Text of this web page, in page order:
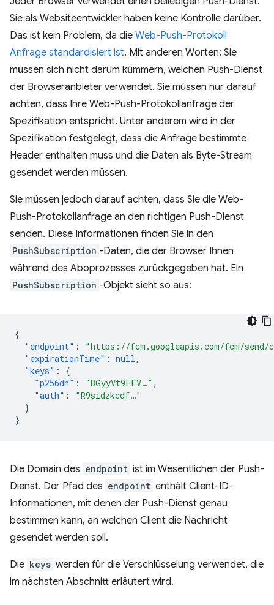
Sie als Websiteentwickler haben keine Kontrolle darüber.
Das ist kein Problem, da die Web-Push-Protokoll
Anfrage standardisiert ist. Mit anderen Worten: Sie
müssen sich nicht darum kümmern, welchen Push-Dienst
der Browseranbieter verwendet. Sie müssen nur darauf
achten, dass Ihre Web-Push-Protokollanfrage der
Spezifikation entspricht. Unter anderem wird in der
Spezifikation festgelegt, dass die Anfrage bestimmte
Header enthalten muss und die Daten als Byte-Stream
gesendet werden müssen.
Sie müssen jedoch darauf achten, dass Sie die Web-
Push-Protokollanfrage an den richtigen Push-Dienst
senden. Diese Informationen finden Sie in den
PushSubscription -Daten, die der Browser Ihnen
während des Aboprozesses zurückgegeben hat. Ein
PushSubscription -Objekt sieht so aus:
{
"endpoint" :
"https://fcm.googleapis.com/fcm/send/
"expirationTime" : null ,
"keys" :
{
"p256dh" : "BGyyVt9FFV…" ,
"auth" :
"R9sidzkcdf…"
}
}
Die Domain des endpoint ist im Wesentlichen der Push-
Dienst. Der Pfad des endpoint enthält Client-ID-
Informationen, mit denen der Push-Dienst genau
bestimmen kann, an welchen Client die Nachricht
gesendet werden soll.
Die keys werden für die Verschlüsselung verwendet, die
im nächsten Abschnitt erläutert wird.